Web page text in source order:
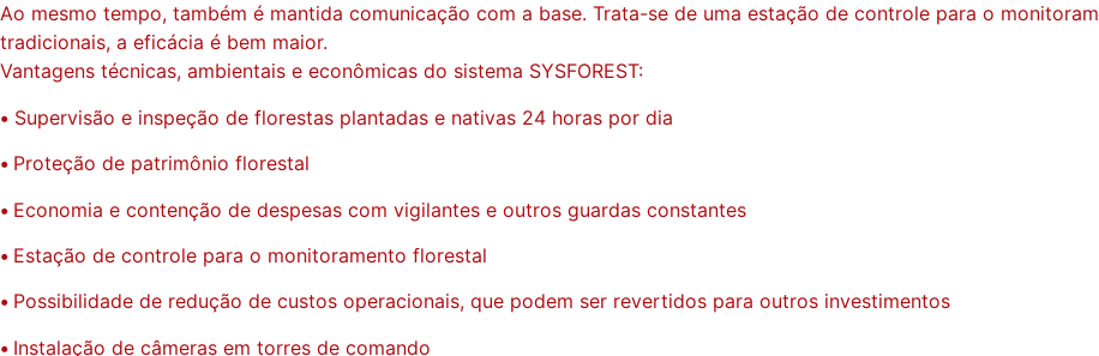
Ao mesmo tempo, também é mantida comunicação com a base. Trata-se de uma estação de controle para o
tradicionais, a eficácia é bem maior.
Vantagens técnicas, ambientais e econômicas do sistema SYSFOREST:
• Supervisão e inspeção de florestas plantadas e nativas 24 horas por dia
• Proteção de patrimônio florestal
• Economia e contenção de despesas com vigilantes e outros guardas constantes
• Estação de controle para o monitoramento florestal
• Possibilidade de redução de custos operacionais, que podem ser revertidos para outros investimentos
• Instalação de câmeras em torres de comando